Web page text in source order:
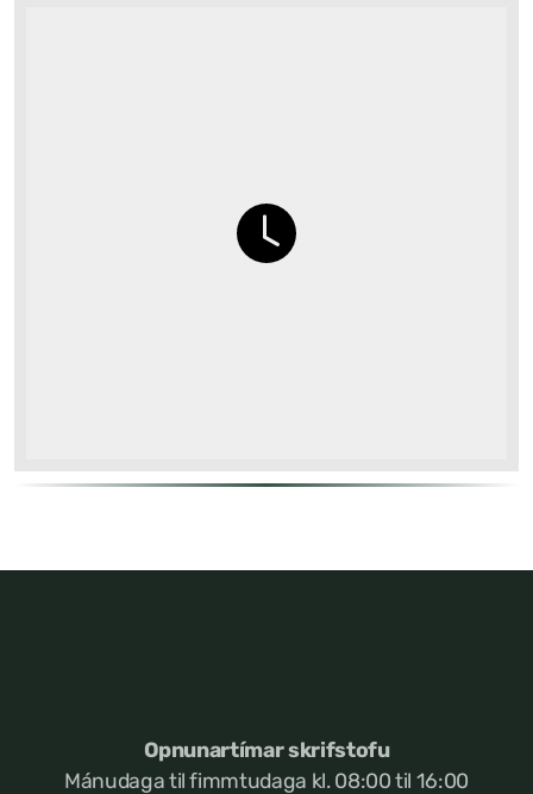
Opnunartímar skrifstofu
Mánudaga til fimmtudaga kl. 08:00 til 16:00